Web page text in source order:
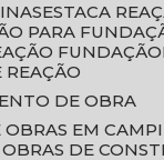
ESTACA
PARA
FUNDAÇÃO
REAÇÃO
DE OBRA
OBRAS EM
OBRAS DE